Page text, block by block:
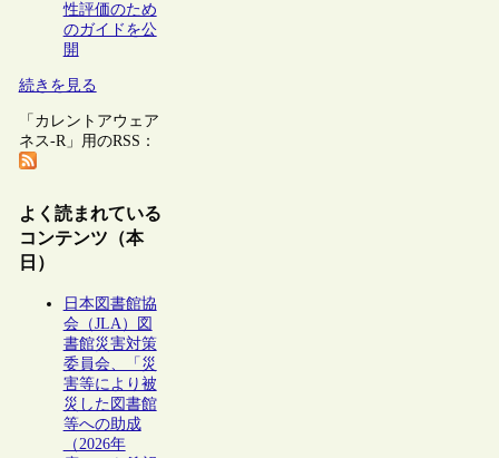
性評価のため
のガイドを公
開
続きを見る
「カレントアウェア
ネス-R」用のRSS：
よく読まれている
コンテンツ（本
日）
日本図書館協
会（JLA）図
書館災害対策
委員会、「災
害等により被
災した図書館
等への助成
（2026年